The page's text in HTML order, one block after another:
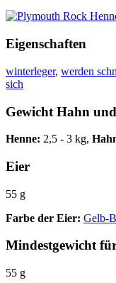
Eigenschaften
winterleger, werden
sich
Gewicht Hahn
Henne: 2,5 - 3 kg,
Eier
55 g
Farbe der Eier: Gelb-
Mindestgewicht
55 g